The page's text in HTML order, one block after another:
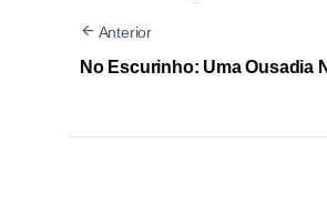
Anterior
No Escurinho: Uma Ousadia